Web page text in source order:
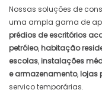
Nossas soluções de
uma ampla gama de
prédios de escritórios
petróleo,habitação
escolas,instalações
e armazenamento,lojas
serviço temporárias.